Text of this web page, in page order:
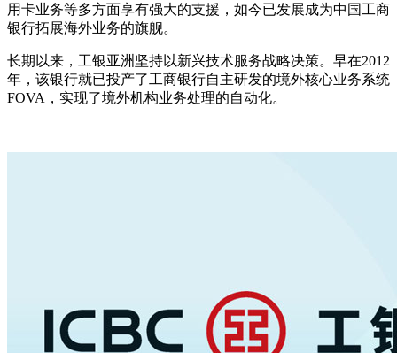
用卡业务等多方面享有强大的支援，如今已发展成为中国工商
银行拓展海外业务的旗舰。
长期以来，工银亚洲坚持以新兴技术服务战略决策。早在2012
年，该银行就已投产了工商银行自主研发的境外核心业务系统
FOVA，实现了境外机构业务处理的自动化。